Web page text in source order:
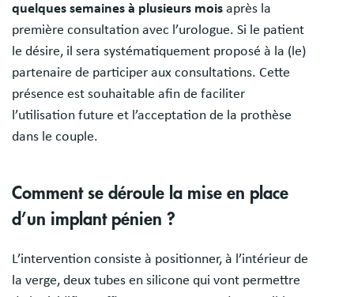
quelques semaines à plusieurs mois après la
première consultation avec l’urologue. Si le patient
le désire, il sera systématiquement proposé à la (le)
partenaire de participer aux consultations. Cette
présence est souhaitable afin de faciliter
l’utilisation future et l’acceptation de la prothèse
dans le couple.
Comment se déroule la mise en place
d’un implant pénien ?
L’intervention consiste à positionner, à l’intérieur de
la verge, deux tubes en silicone qui vont permettre